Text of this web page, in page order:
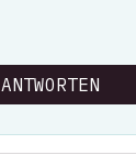
ANTWORTEN